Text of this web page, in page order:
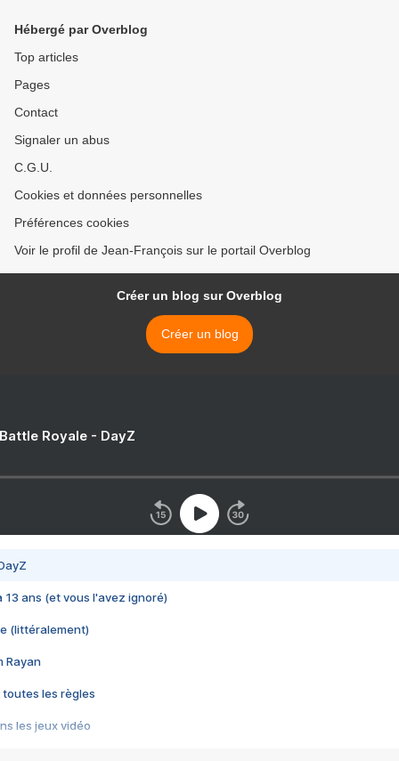
Hébergé par Overblog
Top articles
Pages
Contact
Signaler un abus
C.G.U.
Cookies et données personnelles
Préférences cookies
Voir le profil de Jean-François sur le portail Overblog
Créer un blog sur Overblog
Créer un blog
Royale - DayZ
13 ans (et vous l'avez ignoré)
(littéralement)
Rayan
toutes les règles
les jeux vidéo